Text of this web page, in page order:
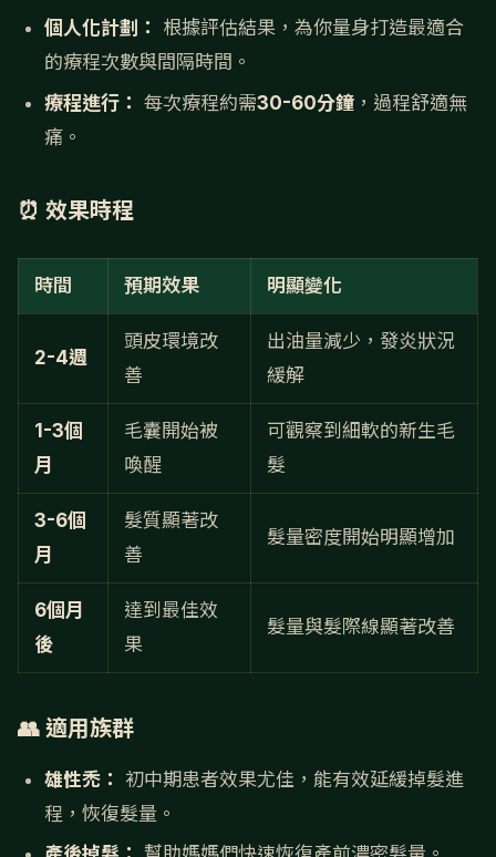
個人化計劃：
根據評估結果，為你量身打造最適合
的療程次數與間隔時間。
療程進行： 每次療程約需30-60分鐘 ，過程舒適無
痛。
⏰ 效果時程
時間 預期效果 明顯變化
2-4週
頭皮環境改
善
出油量減少，發炎狀況
緩解
1-3個
月
毛囊開始被
喚醒
可觀察到細軟的新生毛
髮
3-6個
月
髮質顯著改
善
髮量密度開始明顯增加
6個月
後
達到最佳效
果
髮量與髮際線顯著改善
👥 適用族群
雄性禿： 初中期患者效果尤佳，能有效延緩掉髮進
程，恢復髮量。